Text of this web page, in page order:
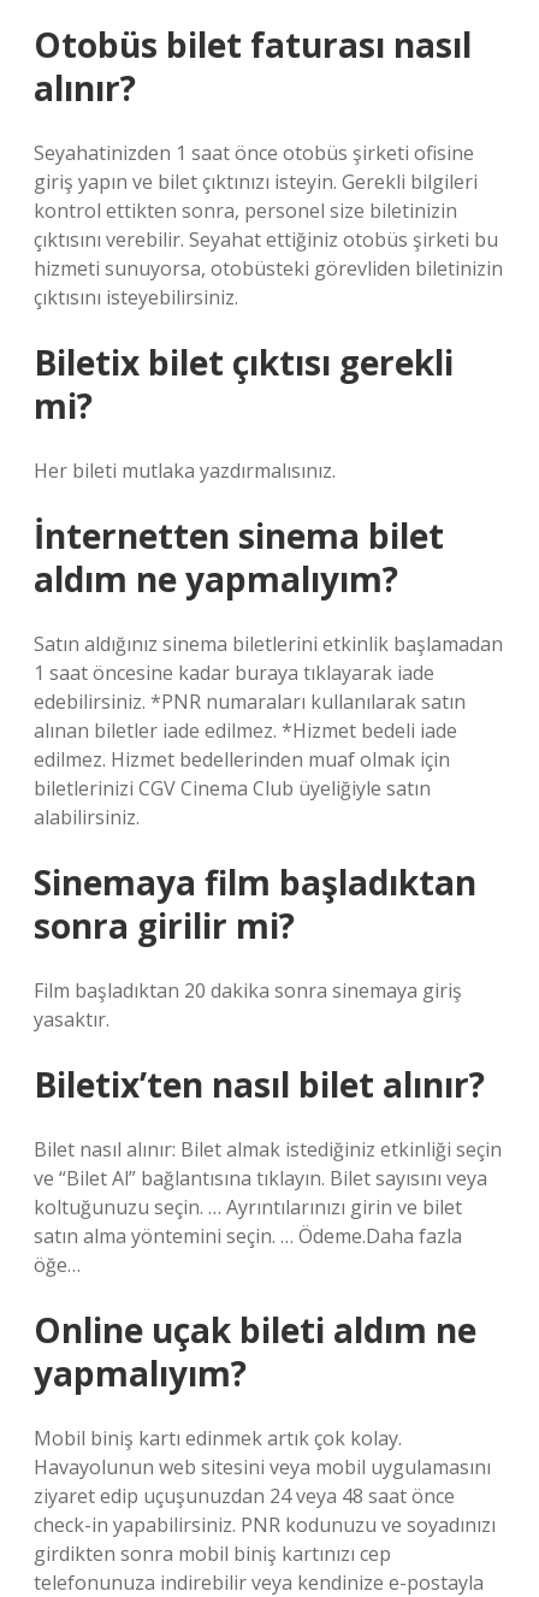
Otobüs bilet faturası nasıl
alınır?
Seyahatinizden 1 saat önce otobüs şirketi ofisine
giriş yapın ve bilet çıktınızı isteyin. Gerekli bilgileri
kontrol ettikten sonra, personel size biletinizin
çıktısını verebilir. Seyahat ettiğiniz otobüs şirketi bu
hizmeti sunuyorsa, otobüsteki görevliden biletinizin
çıktısını isteyebilirsiniz.
Biletix bilet çıktısı gerekli
mi?
Her bileti mutlaka yazdırmalısınız.
İnternetten sinema bilet
aldım ne yapmalıyım?
Satın aldığınız sinema biletlerini etkinlik başlamadan
1 saat öncesine kadar buraya tıklayarak iade
edebilirsiniz. *PNR numaraları kullanılarak satın
alınan biletler iade edilmez. *Hizmet bedeli iade
edilmez. Hizmet bedellerinden muaf olmak için
biletlerinizi CGV Cinema Club üyeliğiyle satın
alabilirsiniz.
Sinemaya film başladıktan
sonra girilir mi?
Film başladıktan 20 dakika sonra sinemaya giriş
yasaktır.
Biletix’ten nasıl bilet alınır?
Bilet nasıl alınır: Bilet almak istediğiniz etkinliği seçin
ve “Bilet Al” bağlantısına tıklayın. Bilet sayısını veya
koltuğunuzu seçin. … Ayrıntılarınızı girin ve bilet
satın alma yöntemini seçin. … Ödeme.Daha fazla
öğe…
Online uçak bileti aldım ne
yapmalıyım?
Mobil biniş kartı edinmek artık çok kolay.
Havayolunun web sitesini veya mobil uygulamasını
ziyaret edip uçuşunuzdan 24 veya 48 saat önce
check-in yapabilirsiniz. PNR kodunuzu ve soyadınızı
girdikten sonra mobil biniş kartınızı cep
telefonunuza indirebilir veya kendinize e-postayla